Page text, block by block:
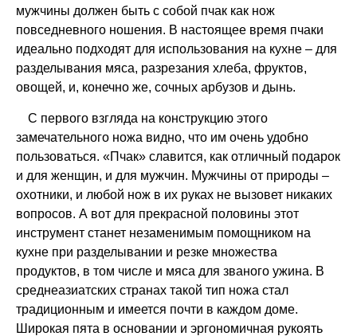
мужчины должен быть с собой пчак как нож
повседневного ношения. В настоящее время пчаки
идеально подходят для использования на кухне – для
разделывания мяса, разрезания хлеба, фруктов,
овощей, и, конечно же, сочных арбузов и дынь.
С первого взгляда на конструкцию этого
замечательного ножа видно, что им очень удобно
пользоваться. «Пчак» славится, как отличный подарок
и для женщин, и для мужчин. Мужчины от природы –
охотники, и любой нож в их руках не вызовет никаких
вопросов. А вот для прекрасной половины этот
инструмент станет незаменимым помощником на
кухне при разделывании и резке множества
продуктов, в том числе и мяса для званого ужина. В
среднеазиатских странах такой тип ножа стал
традиционным и имеется почти в каждом доме.
Широкая пята в основании и эргономичная рукоять